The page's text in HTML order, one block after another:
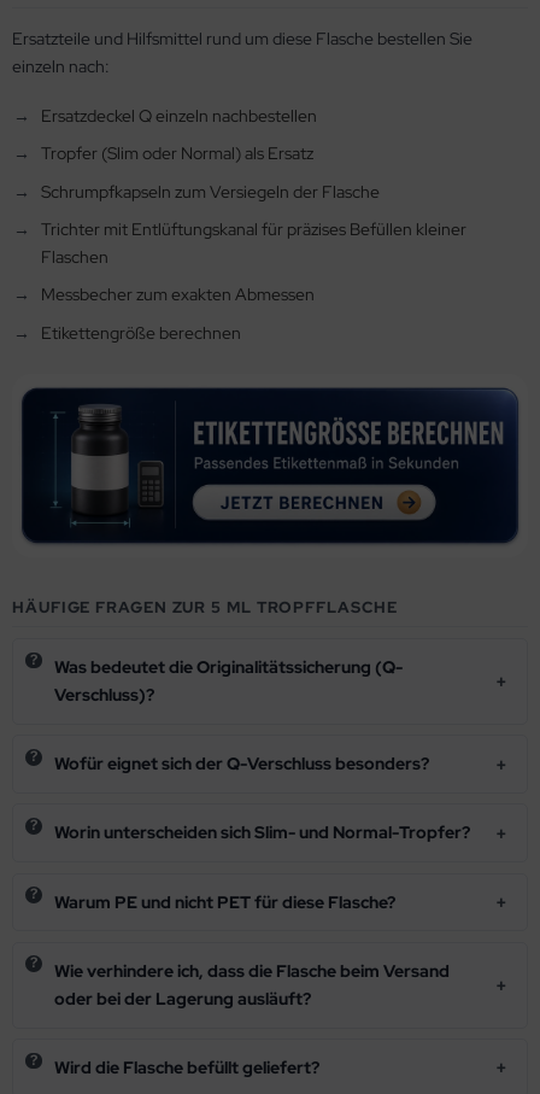
Ersatzteile und Hilfsmittel rund um diese Flasche bestellen Sie
einzeln nach:
Ersatzdeckel Q einzeln nachbestellen
Tropfer (Slim oder Normal) als Ersatz
Schrumpfkapseln zum Versiegeln der Flasche
Trichter mit Entlüftungskanal für präzises Befüllen kleiner
Flaschen
Messbecher zum exakten Abmessen
Etikettengröße berechnen
HÄUFIGE FRAGEN ZUR 5 ML TROPFFLASCHE
Was bedeutet die Originalitätssicherung (Q-
Verschluss)?
Wofür eignet sich der Q-Verschluss besonders?
Worin unterscheiden sich Slim- und Normal-Tropfer?
Warum PE und nicht PET für diese Flasche?
Wie verhindere ich, dass die Flasche beim Versand
oder bei der Lagerung ausläuft?
Wird die Flasche befüllt geliefert?